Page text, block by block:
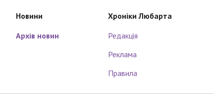
Новини
Архів новин
Хроніки Любарта
Редакція
Реклама
Правила